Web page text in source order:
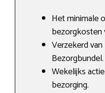
Het minimale
bezorgkosten
Verzekerd
Bezorgbundel.
Wekelijks
bezorging.